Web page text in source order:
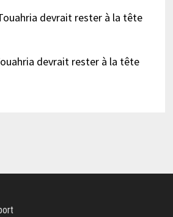
devrait rester à la tête
devrait rester à la tête